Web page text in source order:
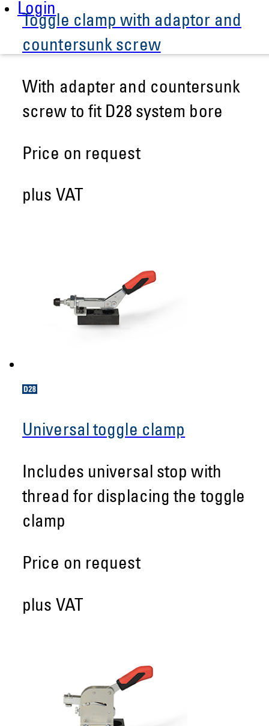
Login
Toggle clamp with adaptor and
countersunk screw
With adapter and countersunk
screw to fit D28 system bore
Price on request
plus VAT
Universal toggle clamp
Includes universal stop with
thread for displacing the toggle
clamp
Price on request
plus VAT